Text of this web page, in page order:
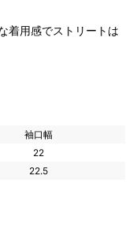
着用感でストリートは
袖口幅
22
22.5